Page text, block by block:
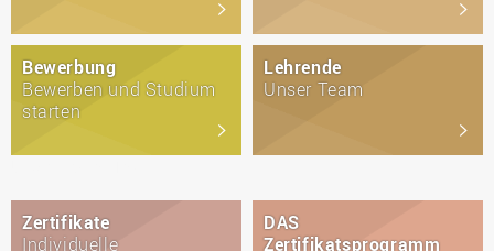
Bewerbung
Bewerben und Studium
starten
Lehrende
Unser Team
Zertifikate
Individuelle
DAS
Zertifikatsprogramm